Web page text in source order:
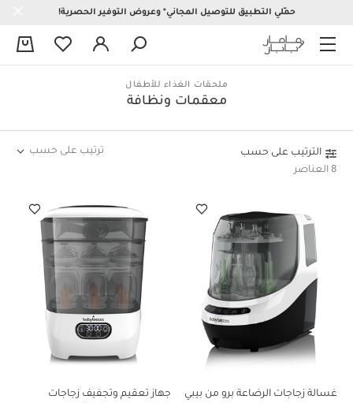
حمّلي التطبيق للتوصيل المجاني* وعروض التوفير الحصرية!
ملحقات الغذاء للأطفال
معقمات ونظافة
الترتيب على حسب
8 العناصر
ترتيب على حسب
غسالة زجاجات الرضاعة برو من بيبي
جهاز تعقيم وتجفيف زجاجات